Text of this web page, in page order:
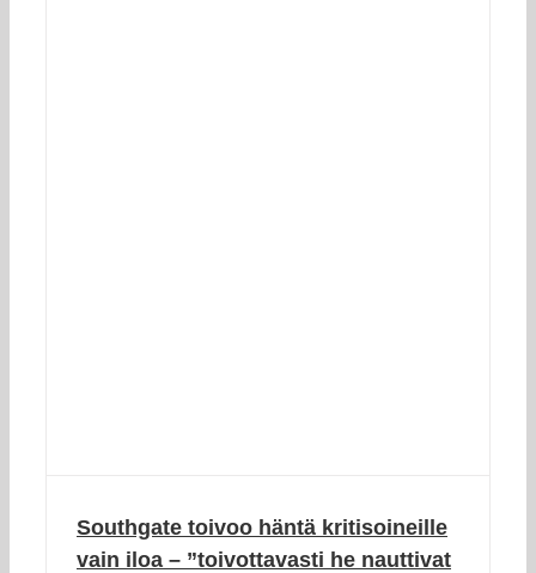
Southgate toivoo häntä kritisoineille
vain iloa – ”toivottavasti he nauttivat